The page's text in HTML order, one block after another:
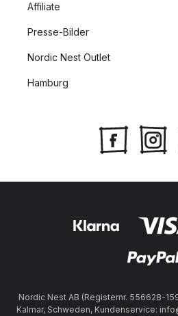
Affiliate
Presse-Bilder
Nordic Nest Outlet
Hamburg
Nordic Nest AB (Registernr. 556628-
Kalmar, Schweden, Kundenservice: